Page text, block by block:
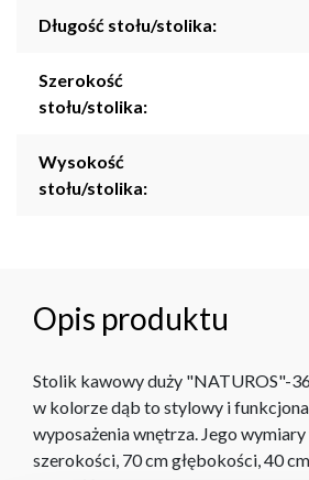
Długość stołu/stolika:
Szerokość
stołu/stolika:
Wysokość
stołu/stolika:
Opis produktu
Stolik kawowy duży "NATUROS"-
w kolorze dąb to stylowy i
wyposażenia wnętrza. Jego
szerokości, 70 cm głębokości, 40